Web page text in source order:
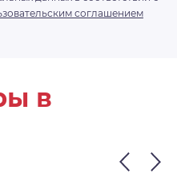
соглашением
в